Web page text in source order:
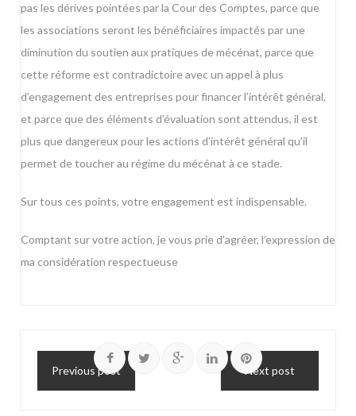
pas les dérives pointées par la Cour des Comptes, parce que
les associations seront les bénéficiaires impactés par une
diminution du soutien aux pratiques de mécénat, parce que
cette réforme est contradictoire avec un appel à plus
d’engagement des entreprises pour financer l’intérêt général,
et parce que des éléments d’évaluation sont attendus, il est
plus que dangereux pour les actions d’intérêt général qu’il
permet de toucher au régime du mécénat à ce stade.
Sur tous ces points, votre engagement est indispensable.
Comptant sur votre action, je vous prie d’agréer, l’expression de
ma considération respectueuse
Previous post Next post